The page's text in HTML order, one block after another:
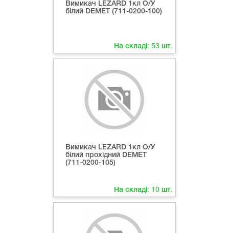
Вимикач LEZARD 1кл О/У
білий DEMET (711-0200-100)
На складі: 53 шт.
Вимикач LEZARD 1кл О/У
білий прохідний DEMET
(711-0200-105)
На складі: 10 шт.